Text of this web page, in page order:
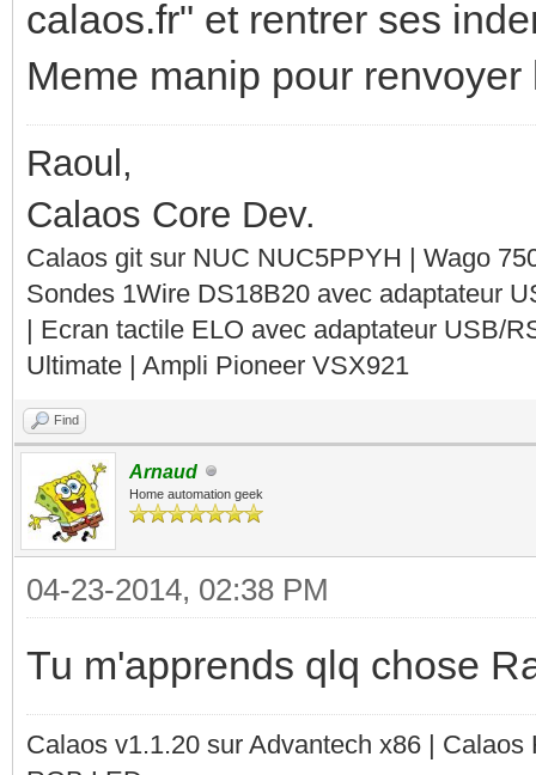
calaos.fr" et rentrer ses
Meme manip pour
Raoul,
Calaos Core Dev.
Calaos git sur NUC NUC5PPYH | Wago
Sondes 1Wire DS18B20 avec adaptateur
| Ecran tactile ELO avec adaptateur USB/
Ultimate | Ampli Pioneer VSX921
Find
Arnaud
Home automation geek
04-23-2014, 02:38 PM
Tu m'apprends qlq chose
Calaos v1.1.20 sur Advantech x86 |